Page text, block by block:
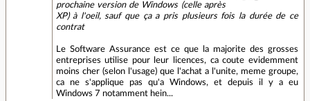
prochaine version de Windows (celle après
XP) à l'oeil, sauf que ça a pris plusieurs fois la durée de ce
contrat
Le Software Assurance est ce que la majorite des grosses
entreprises utilise pour leur licences, ca coute evidemment
moins cher (selon l'usage) que l'achat a l'unite, meme groupe,
ca ne s'applique pas qu'a Windows, et depuis il y a eu
Windows 7 notamment hein...